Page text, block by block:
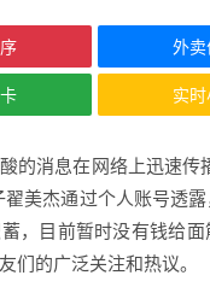
外
实
的消息在网络上迅速传
翟美杰通过个人账号透
，目前暂时没有钱给
们的广泛关注和热议。